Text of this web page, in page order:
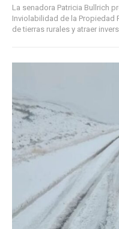
La senadora Patricia Bullrich
Inviolabilidad de la Propiedad
de tierras rurales y atraer